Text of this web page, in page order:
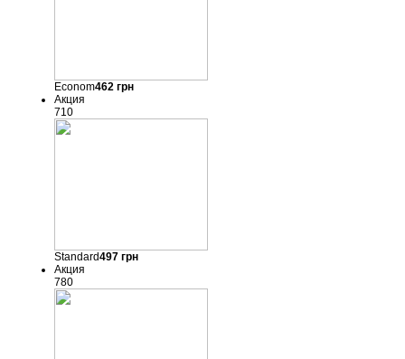
Econom462грн
Акция
710
Standard497грн
Акция
780